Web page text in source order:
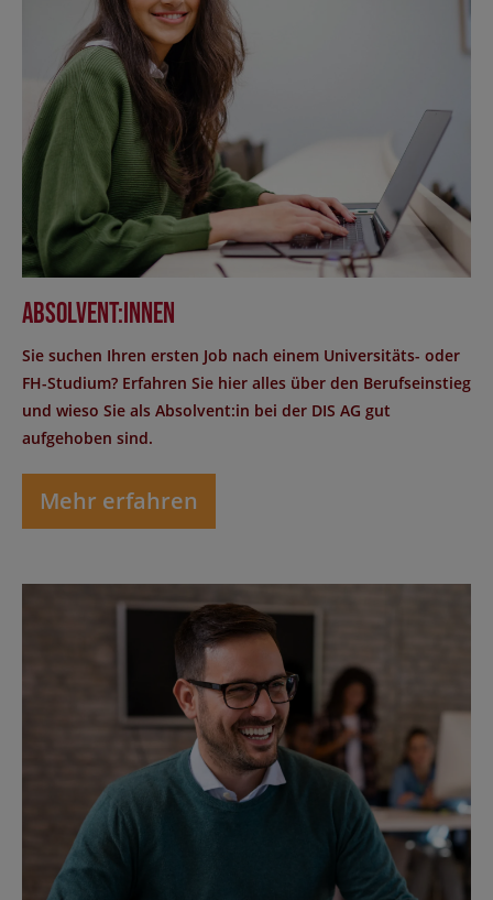
Absolvent:innen
Sie suchen Ihren ersten Job nach einem Universitäts- oder
FH-Studium? Erfahren Sie hier alles über den Berufseinstieg
und wieso Sie als Absolvent:in bei der DIS AG gut
aufgehoben sind.
Mehr erfahren